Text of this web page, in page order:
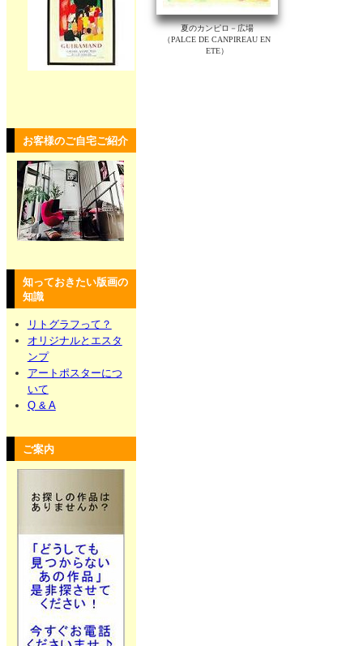
お客様のご自宅ご紹介
知っておきたい版画の
知識
リトグラフって？
オリジナルとエスタ
ンプ
アートポスターにつ
いて
Q & A
ご案内
夏のカンピロ－広場
（PALCE DE CANPIREAU EN
ETE）